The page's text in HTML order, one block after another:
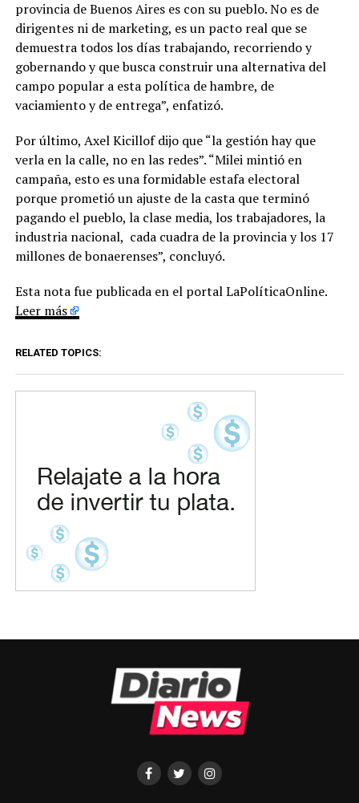
provincia de Buenos Aires es con su pueblo. No es de
dirigentes ni de marketing, es un pacto real que se
demuestra todos los días trabajando, recorriendo y
gobernando y que busca construir una alternativa del
campo popular a esta política de hambre, de
vaciamiento y de entrega”, enfatizó.
Por último, Axel Kicillof dijo que “la gestión hay que
verla en la calle, no en las redes”. “Milei mintió en
campaña, esto es una formidable estafa electoral
porque prometió un ajuste de la casta que terminó
pagando el pueblo, la clase media, los trabajadores, la
industria nacional, cada cuadra de la provincia y los 17
millones de bonaerenses”, concluyó.
Esta nota fue publicada en el portal LaPolíticaOnline.
Leer más
RELATED TOPICS: